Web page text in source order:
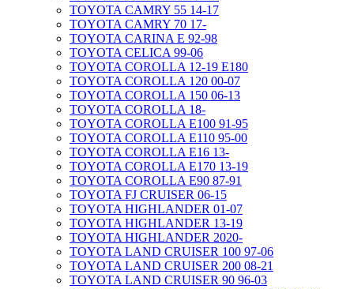
TOYOTA CAMRY 55 14-17
TOYOTA CAMRY 70 17-
TOYOTA CARINA E 92-98
TOYOTA CELICA 99-06
TOYOTA COROLLA 12-19 E180
TOYOTA COROLLA 120 00-07
TOYOTA COROLLA 150 06-13
TOYOTA COROLLA 18-
TOYOTA COROLLA E100 91-95
TOYOTA COROLLA E110 95-00
TOYOTA COROLLA E16 13-
TOYOTA COROLLA E170 13-19
TOYOTA COROLLA E90 87-91
TOYOTA FJ CRUISER 06-15
TOYOTA HIGHLANDER 01-07
TOYOTA HIGHLANDER 13-19
TOYOTA HIGHLANDER 2020-
TOYOTA LAND CRUISER 100 97-06
TOYOTA LAND CRUISER 200 08-21
TOYOTA LAND CRUISER 90 96-03